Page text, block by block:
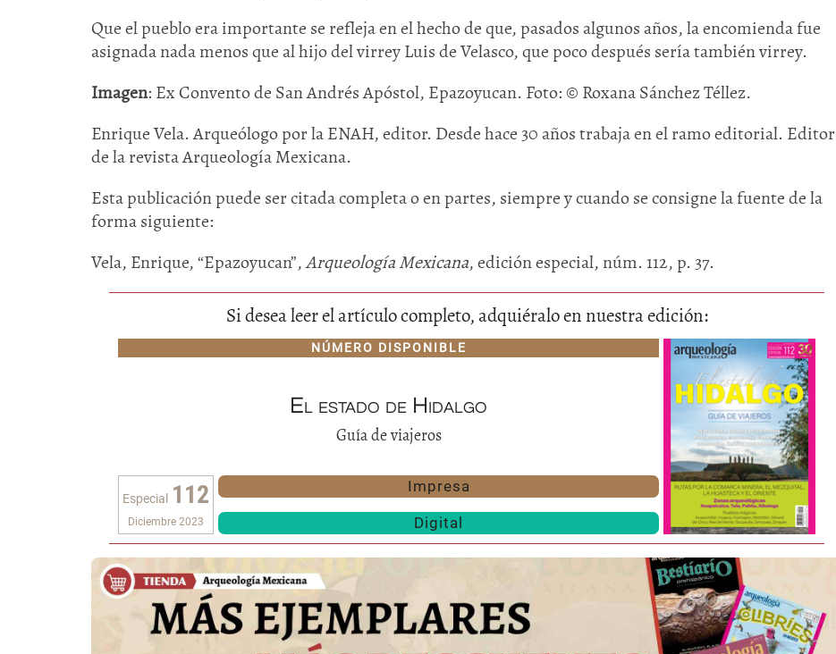
Que el pueblo era importante se refleja en el hecho de que, pasados algunos años, la encomienda fue
asignada nada menos que al hijo del virrey Luis de Velasco, que poco después sería también virrey.
Imagen: Ex Convento de San Andrés Apóstol, Epazoyucan. Foto: © Roxana Sánchez Téllez.
Enrique Vela. Arqueólogo por la ENAH, editor. Desde hace 30 años trabaja en el ramo editorial. Editor
de la revista Arqueología Mexicana.
Esta publicación puede ser citada completa o en partes, siempre y cuando se consigne la fuente de la
forma siguiente:
Vela, Enrique, “Epazoyucan”,Arqueología Mexicana, edición especial, núm. 112, p. 37.
Si desea leer el artículo completo, adquiéralo en nuestra edición:
NÚMERO DISPONIBLE
El estado de Hidalgo
Guía de viajeros
Especial 112
Diciembre 2023
Impresa
Digital